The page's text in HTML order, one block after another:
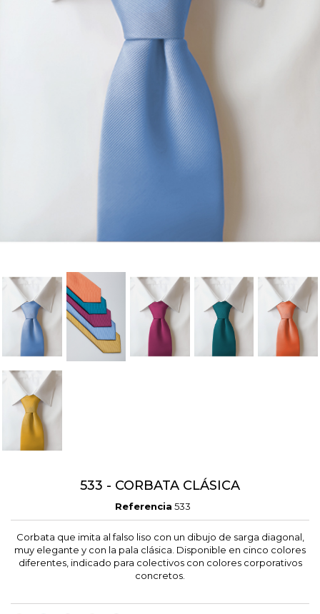
533 - CORBATA CLÁSICA
Referencia 533
Corbata que imita al falso liso con un dibujo de sarga diagonal,
muy elegante y con la pala clásica. Disponible en cinco colores
diferentes, indicado para colectivos con colores corporativos
concretos.
Cancelar Crear lista de Favoritos
Cancelar